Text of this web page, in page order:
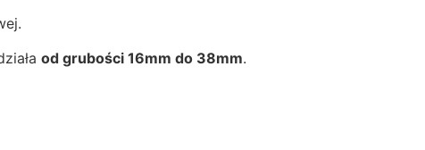
od grubości 16mm do 38mm.